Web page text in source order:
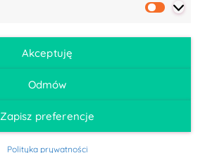
Akceptuję
Odmów
Zapisz preferencje
Polityka prywatności